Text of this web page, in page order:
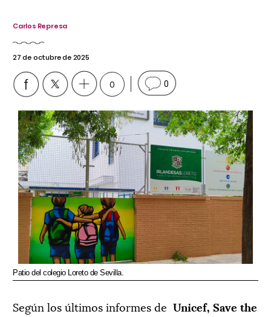
Carlos Represa
27 de octubre de 2025
0 0
Patio del colegio Loreto de Sevilla.
Según los últimos informes de Unicef, Save the